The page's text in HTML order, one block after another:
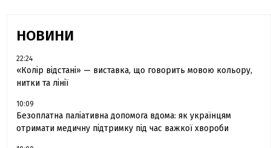
НОВИНИ
22:24
«Колір відстані» — виставка, що говорить мовою кольору,
нитки та лінії
10:09
Безоплатна паліативна допомога вдома: як українцям
отримати медичну підтримку під час важкої хвороби